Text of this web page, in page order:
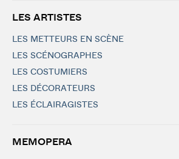
LES ARTISTES
LES METTEURS EN SCÈNE
LES SCÉNOGRAPHES
LES COSTUMIERS
LES DÉCORATEURS
LES ÉCLAIRAGISTES
MEMOPERA